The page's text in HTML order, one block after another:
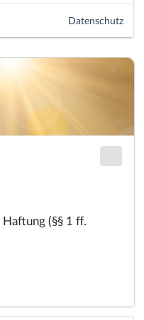
(§§ 1 ff.
Datenschutz